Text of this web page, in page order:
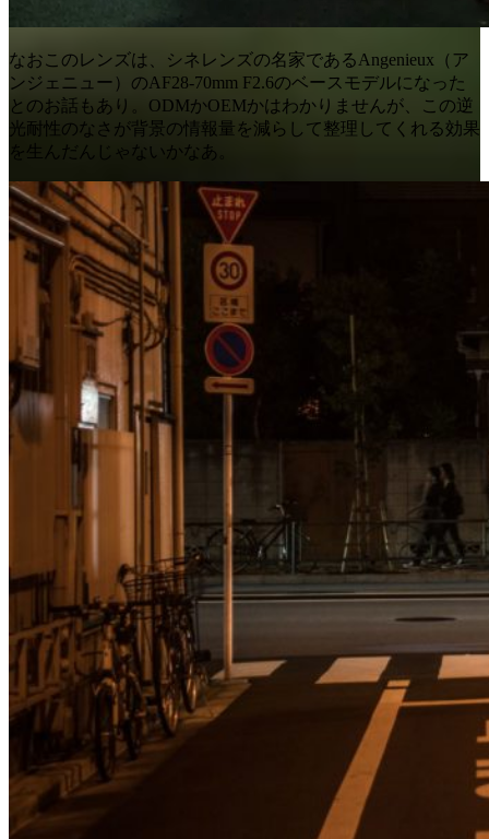
なおこのレンズは、シネレンズの名家であるAngenieux（ア
ンジェニュー）のAF28-70mm F2.6のベースモデルになった
とのお話もあり。ODMかOEMかはわかりませんが、この逆
光耐性のなさが背景の情報量を減らして整理してくれる効果
を生んだんじゃないかなあ。